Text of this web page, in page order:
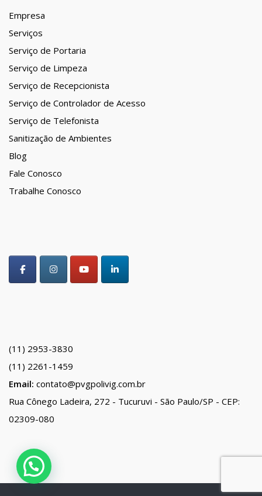
Empresa
Serviços
Serviço de Portaria
Serviço de Limpeza
Serviço de Recepcionista
Serviço de Controlador de Acesso
Serviço de Telefonista
Sanitização de Ambientes
Blog
Fale Conosco
Trabalhe Conosco
(11) 2953-3830
(11) 2261-1459
Email: contato@pvgpolivig.com.br
Rua Cônego Ladeira, 272 - Tucuruvi - São Paulo/SP - CEP:
02309-080